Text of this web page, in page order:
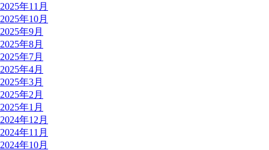
2025年11月
2025年10月
2025年9月
2025年8月
2025年7月
2025年4月
2025年3月
2025年2月
2025年1月
2024年12月
2024年11月
2024年10月